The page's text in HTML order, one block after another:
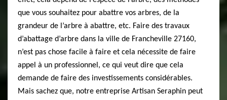
que vous souhaitez pour abattre vos arbres, de la
grandeur de l’arbre à abattre, etc. Faire des travaux
d’abattage d’arbre dans la ville de Francheville 27160,
n’est pas chose facile à faire et cela nécessite de faire
appel à un professionnel, ce qui veut dire que cela
demande de faire des investissements considérables.
Mais sachez que, notre entreprise Artisan Seraphin peut